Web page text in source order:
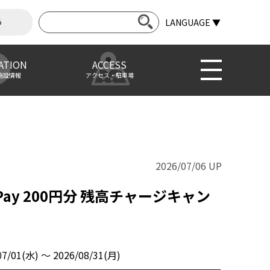
LANGUAGE ▼
設情報
ACCESS
アクセス・駐車場
2026/07/06 UP
200円分 残高チャージキャン
01(水) 〜 2026/08/31(月)